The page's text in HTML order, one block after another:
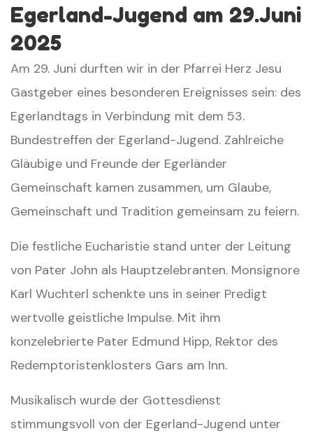
Egerland-Jugend am 29.Juni
2025
Am 29. Juni durften wir in der Pfarrei Herz Jesu
Gastgeber eines besonderen Ereignisses sein: des
Egerlandtags in Verbindung mit dem 53.
Bundestreffen der Egerland-Jugend. Zahlreiche
Gläubige und Freunde der Egerländer
Gemeinschaft kamen zusammen, um Glaube,
Gemeinschaft und Tradition gemeinsam zu feiern.
Die festliche Eucharistie stand unter der Leitung
von Pater John als Hauptzelebranten. Monsignore
Karl Wuchterl schenkte uns in seiner Predigt
wertvolle geistliche Impulse. Mit ihm
konzelebrierte Pater Edmund Hipp, Rektor des
Redemptoristenklosters Gars am Inn.
Musikalisch wurde der Gottesdienst
stimmungsvoll von der Egerland-Jugend unter